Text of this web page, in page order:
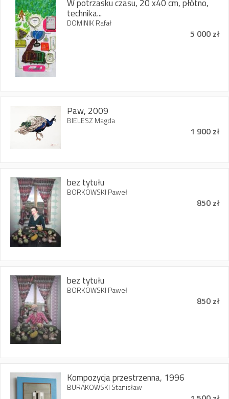
W potrzasku czasu, 20 x40 cm, płótno,
technika...
DOMINIK Rafał
5 000 zł
Paw, 2009
BIELESZ Magda
1 900 zł
bez tytułu
BORKOWSKI Paweł
850 zł
bez tytułu
BORKOWSKI Paweł
850 zł
Kompozycja przestrzenna, 1996
BURAKOWSKI Stanisław